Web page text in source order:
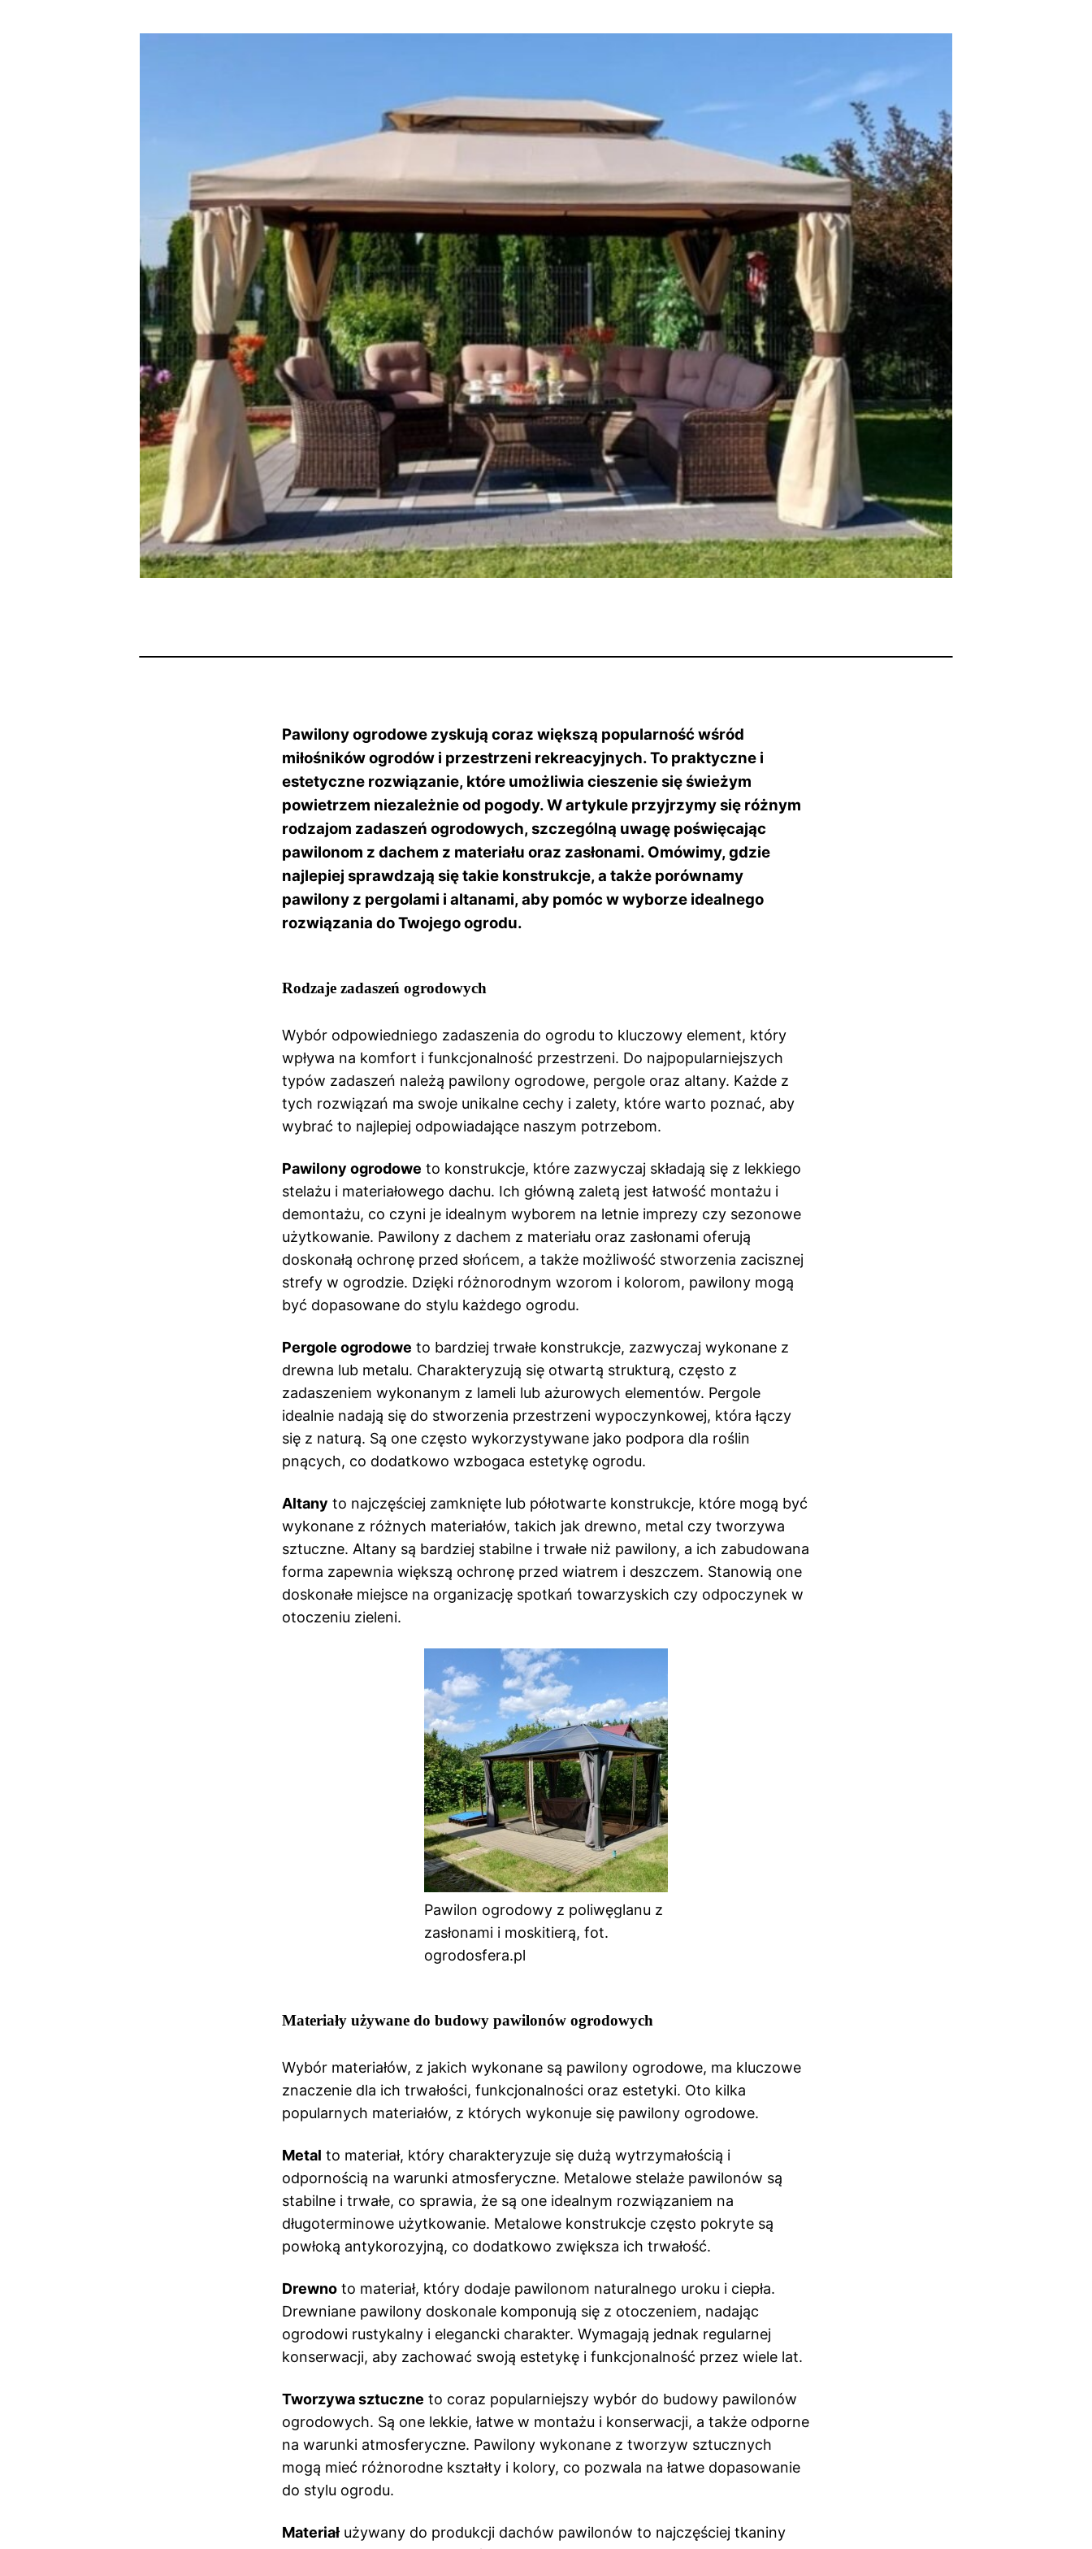
Pawilony ogrodowe zyskują coraz większą popularność wśród
miłośników ogrodów i przestrzeni rekreacyjnych. To praktyczne i
estetyczne rozwiązanie, które umożliwia cieszenie się świeżym
powietrzem niezależnie od pogody. W artykule przyjrzymy się różnym
rodzajom zadaszeń ogrodowych, szczególną uwagę poświęcając
pawilonom z dachem z materiału oraz zasłonami. Omówimy, gdzie
najlepiej sprawdzają się takie konstrukcje, a także porównamy
pawilony z pergolami i altanami, aby pomóc w wyborze idealnego
rozwiązania do Twojego ogrodu.
Rodzaje zadaszeń ogrodowych
Wybór odpowiedniego zadaszenia do ogrodu to kluczowy element, który
wpływa na komfort i funkcjonalność przestrzeni. Do najpopularniejszych
typów zadaszeń należą pawilony ogrodowe, pergole oraz altany. Każde z
tych rozwiązań ma swoje unikalne cechy i zalety, które warto poznać, aby
wybrać to najlepiej odpowiadające naszym potrzebom.
Pawilony ogrodowe to konstrukcje, które zazwyczaj składają się z lekkiego
stelażu i materiałowego dachu. Ich główną zaletą jest łatwość montażu i
demontażu, co czyni je idealnym wyborem na letnie imprezy czy sezonowe
użytkowanie. Pawilony z dachem z materiału oraz zasłonami oferują
doskonałą ochronę przed słońcem, a także możliwość stworzenia zacisznej
strefy w ogrodzie. Dzięki różnorodnym wzorom i kolorom, pawilony mogą
być dopasowane do stylu każdego ogrodu.
Pergole ogrodowe to bardziej trwałe konstrukcje, zazwyczaj wykonane z
drewna lub metalu. Charakteryzują się otwartą strukturą, często z
zadaszeniem wykonanym z lameli lub ażurowych elementów. Pergole
idealnie nadają się do stworzenia przestrzeni wypoczynkowej, która łączy
się z naturą. Są one często wykorzystywane jako podpora dla roślin
pnących, co dodatkowo wzbogaca estetykę ogrodu.
Altany to najczęściej zamknięte lub półotwarte konstrukcje, które mogą być
wykonane z różnych materiałów, takich jak drewno, metal czy tworzywa
sztuczne. Altany są bardziej stabilne i trwałe niż pawilony, a ich zabudowana
forma zapewnia większą ochronę przed wiatrem i deszczem. Stanowią one
doskonałe miejsce na organizację spotkań towarzyskich czy odpoczynek w
otoczeniu zieleni.
Pawilon ogrodowy z poliwęglanu z
zasłonami i moskitierą, fot.
ogrodosfera.pl
Materiały używane do budowy pawilonów ogrodowych
Wybór materiałów, z jakich wykonane są pawilony ogrodowe, ma kluczowe
znaczenie dla ich trwałości, funkcjonalności oraz estetyki. Oto kilka
popularnych materiałów, z których wykonuje się pawilony ogrodowe.
Metal to materiał, który charakteryzuje się dużą wytrzymałością i
odpornością na warunki atmosferyczne. Metalowe stelaże pawilonów są
stabilne i trwałe, co sprawia, że są one idealnym rozwiązaniem na
długoterminowe użytkowanie. Metalowe konstrukcje często pokryte są
powłoką antykorozyjną, co dodatkowo zwiększa ich trwałość.
Drewno to materiał, który dodaje pawilonom naturalnego uroku i ciepła.
Drewniane pawilony doskonale komponują się z otoczeniem, nadając
ogrodowi rustykalny i elegancki charakter. Wymagają jednak regularnej
konserwacji, aby zachować swoją estetykę i funkcjonalność przez wiele lat.
Tworzywa sztuczne to coraz popularniejszy wybór do budowy pawilonów
ogrodowych. Są one lekkie, łatwe w montażu i konserwacji, a także odporne
na warunki atmosferyczne. Pawilony wykonane z tworzyw sztucznych
mogą mieć różnorodne kształty i kolory, co pozwala na łatwe dopasowanie
do stylu ogrodu.
Materiał używany do produkcji dachów pawilonów to najczęściej tkaniny